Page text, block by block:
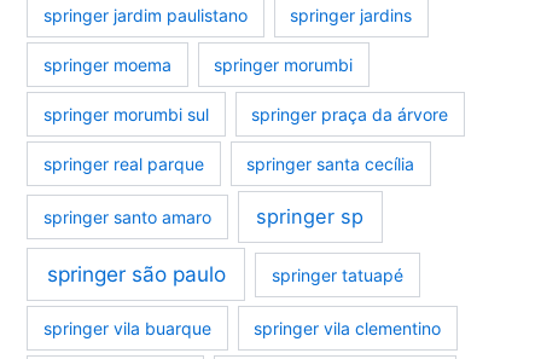
springer jardim paulistano springer jardins
springer moema springer morumbi
springer morumbi sul springer praça da árvore
springer real parque springer santa cecília
springer santo amaro springer sp
springer são paulo springer tatuapé
springer vila buarque springer vila clementino